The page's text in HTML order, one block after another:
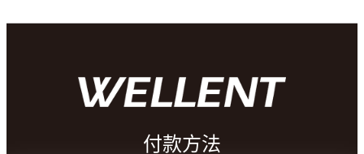
付款方法